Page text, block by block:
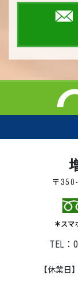
〒
＊スマ
TEL：
【休業日